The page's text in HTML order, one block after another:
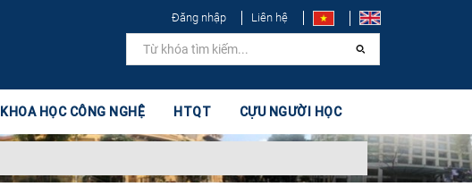
Đăng nhập Liên hệ
KHOA HỌC CÔNG NGHỆ HTQT CỰU NGƯỜI HỌC